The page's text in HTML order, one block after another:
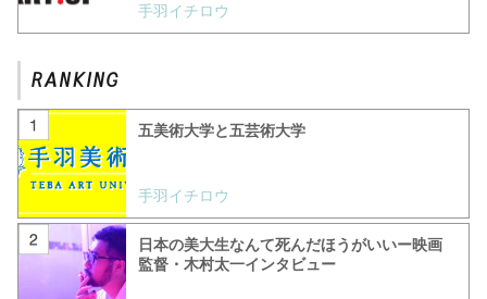
手羽イチロウ
五美術大学と五芸術大学
手羽イチロウ
日本の美大生なんて死んだほうがいいー映画
監督・木村太一インタビュー